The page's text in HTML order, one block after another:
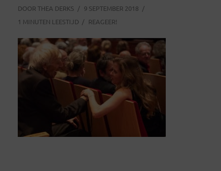
DOOR THEA DERKS
9 SEPTEMBER 2018
1 MINUTEN LEESTIJD
REAGEER!